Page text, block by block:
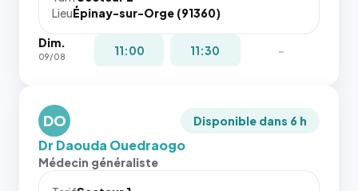
navigateur
pas la
place, et
les trois
dernières
images de
l'annuaire
dans ce
LieuÉpinay-sur-Orge (91360)
Dim.
09/08 11:00 11:30 -
DO Disponible dans 6 h
Dr Daouda Ouedraogo
Médecin généraliste
{# 40×40
`.profile-
picture`,
et un
rapport 1:1